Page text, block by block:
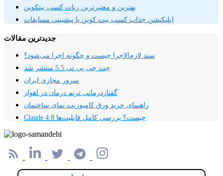
بهترین و معتبرترین ربات کسب بیتکوین
اپلیکیشن جذاب کسب بیت کوین با پیشبینی مسابقات
جدیدترین مقالات
سند لازم‌الاجرا چیست و چگونه اجرا می‌شود؟
چت جی پی تی 5.5 منتشر شد
سرور مجازی ایران
گفتاردرمانی ترنم درمان در اهواز
راهنمای خرید ورق کامپوزیت نمای ساختمان
Claude 4.8 چیست؟ بررسی کامل قابلیت‌ها